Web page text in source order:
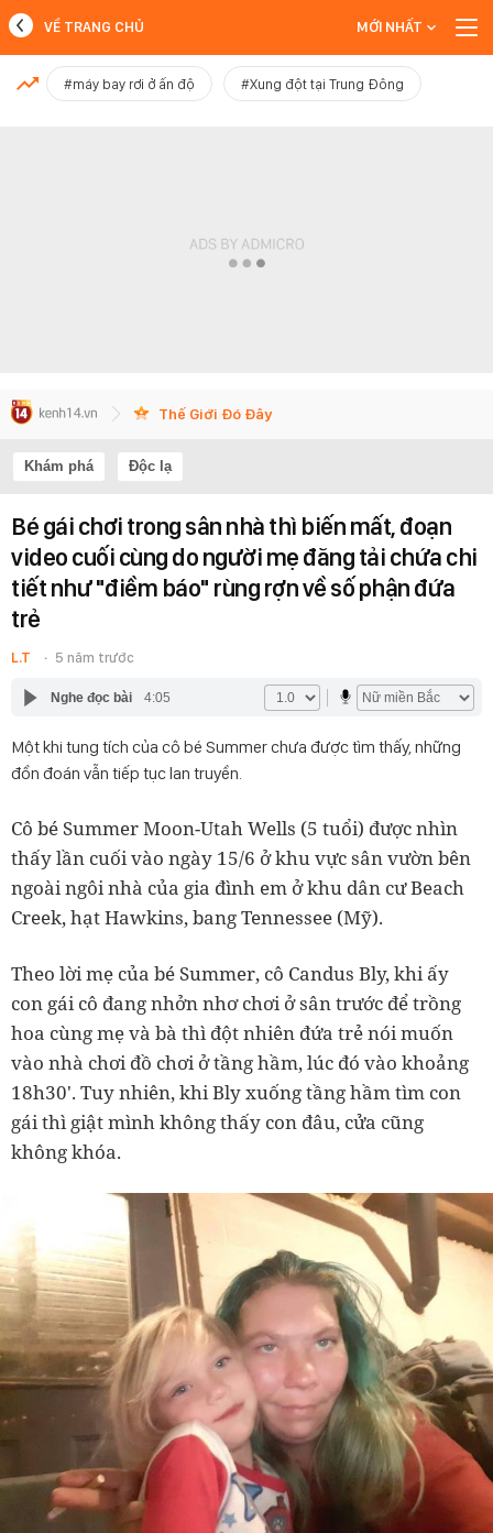
MỚI NHẤT
VỀ TRANG CHỦ MỚI NHẤT
#máy bay rơi ở ấn độ #Xung đột tại Trung Đông
Thế Giới Đó Đây
Khám phá Độc lạ
Bé gái chơi trong sân nhà thì biến mất, đoạn
video cuối cùng do người mẹ đăng tải chứa chi
tiết như "điềm báo" rùng rợn về số phận đứa
trẻ
L.T 5 năm trước
Nghe đọc bài 4:05
Một khi tung tích của cô bé Summer chưa được tìm thấy, những
đồn đoán vẫn tiếp tục lan truyền.
Cô bé Summer Moon-Utah Wells (5 tuổi) được nhìn
thấy lần cuối vào ngày 15/6 ở khu vực sân vườn bên
ngoài ngôi nhà của gia đình em ở khu dân cư Beach
Creek, hạt Hawkins, bang Tennessee (Mỹ).
Theo lời mẹ của bé Summer, cô Candus Bly, khi ấy
con gái cô đang nhởn nhơ chơi ở sân trước để trồng
hoa cùng mẹ và bà thì đột nhiên đứa trẻ nói muốn
vào nhà chơi đồ chơi ở tầng hầm, lúc đó vào khoảng
18h30'. Tuy nhiên, khi Bly xuống tầng hầm tìm con
gái thì giật mình không thấy con đâu, cửa cũng
không khóa.